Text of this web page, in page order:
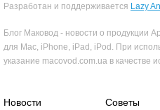
Разработан и поддерживается Lazy
Блог Маковод - новости о продукции
для Mac, iPhone, iPad, iPod. При
указание macovod.com.ua в качестве
Новости Советы